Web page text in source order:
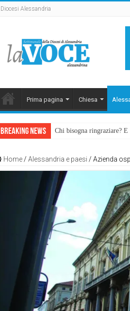
Diocesi Alessandria
Prima pagina Chiesa
Breaking News Chi bisogna ringraziare?
Home / Alessandria e paesi / Azienda